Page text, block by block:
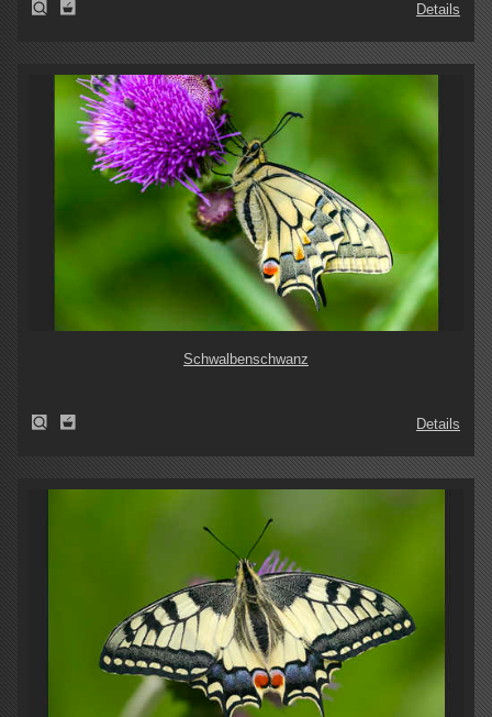
Details
Schwalbenschwanz
Details